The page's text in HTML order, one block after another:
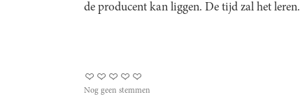
de producent kan liggen. De tijd zal het leren.
Nog geen stemmen